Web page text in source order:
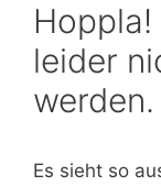
leider
werden.
Es sieht so